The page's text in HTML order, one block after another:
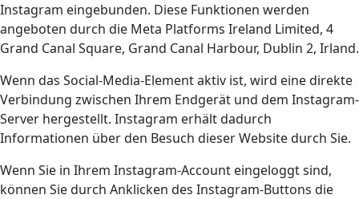
Instagram eingebunden. Diese Funktionen werden
angeboten durch die Meta Platforms Ireland Limited, 4
Grand Canal Square, Grand Canal Harbour, Dublin 2, Irland.
Wenn das Social-Media-Element aktiv ist, wird eine direkte
Verbindung zwischen Ihrem Endgerät und dem Instagram-
Server hergestellt. Instagram erhält dadurch
Informationen über den Besuch dieser Website durch Sie.
Wenn Sie in Ihrem Instagram-Account eingeloggt sind,
können Sie durch Anklicken des Instagram-Buttons die